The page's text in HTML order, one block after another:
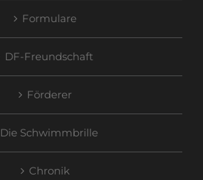
Formulare
DF-Freundschaft
Förderer
Die Schwimmbrille
Chronik